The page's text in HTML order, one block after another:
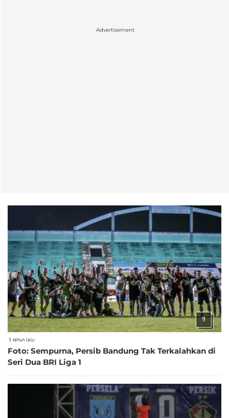
Advertisement
9
5 tahun lalu
Foto: Sempurna, Persib Bandung Tak Terkalahkan di
Seri Dua BRI Liga 1